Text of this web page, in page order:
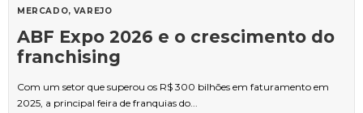
MERCADO VAREJO
ABF Expo 2026 e o crescimento do
franchising
Com um setor que superou os R$ 300 bilhões em faturamento em
2025, a principal feira de franquias do...